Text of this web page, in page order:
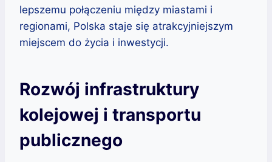
lepszemu połączeniu między miastami i
regionami, Polska staje się atrakcyjniejszym
miejscem do życia i inwestycji.
Rozwój infrastruktury
kolejowej i transportu
publicznego